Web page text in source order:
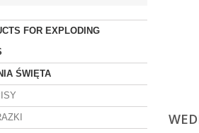
FOR EXPLODING
ŚWIĘTA